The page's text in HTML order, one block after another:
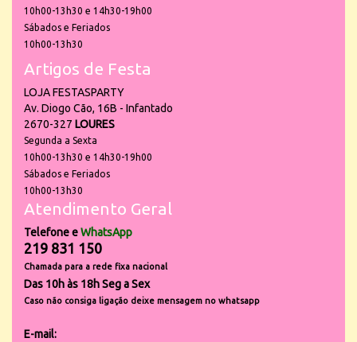
10h00-13h30 e 14h30-19h00
Sábados e Feriados
10h00-13h30
Artigos de Festa
LOJA FESTASPARTY
Av. Diogo Cão, 16B - Infantado
2670-327 LOURES
Segunda a Sexta
10h00-13h30 e 14h30-19h00
Sábados e Feriados
10h00-13h30
Atendimento Geral
Telefone eWhatsApp
219 831 150
Chamada para a rede fixa nacional
Das 10h às 18h Seg a Sex
Caso não consiga ligação deixe mensagem no whatsapp
E-mail: